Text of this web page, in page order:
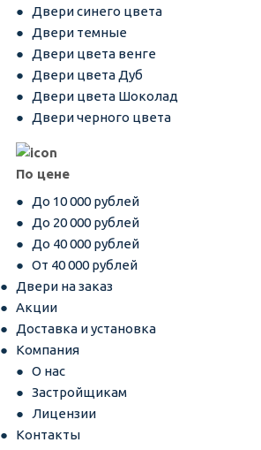
Двери синего цвета
Двери темные
Двери цвета венге
Двери цвета Дуб
Двери цвета Шоколад
Двери черного цвета
По цене
До 10 000 рублей
До 20 000 рублей
До 40 000 рублей
От 40 000 рублей
Двери на заказ
Акции
Доставка и установка
Компания
О нас
Застройщикам
Лицензии
Контакты